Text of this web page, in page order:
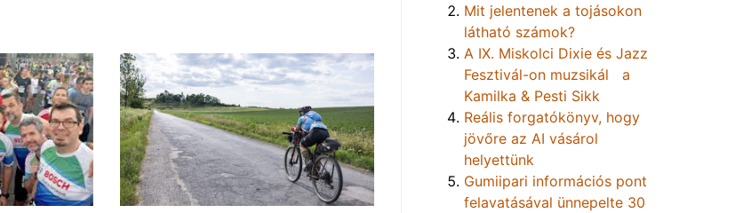
Mit jelentenek a tojásokon
látható számok?
A IX. Miskolci Dixie és Jazz
Fesztivál-on muzsikál a
Kamilka & Pesti Sikk
Reális forgatókönyv, hogy
jövőre az AI vásárol
helyettünk
Gumiipari információs pont
felavatásával ünnepelte 30